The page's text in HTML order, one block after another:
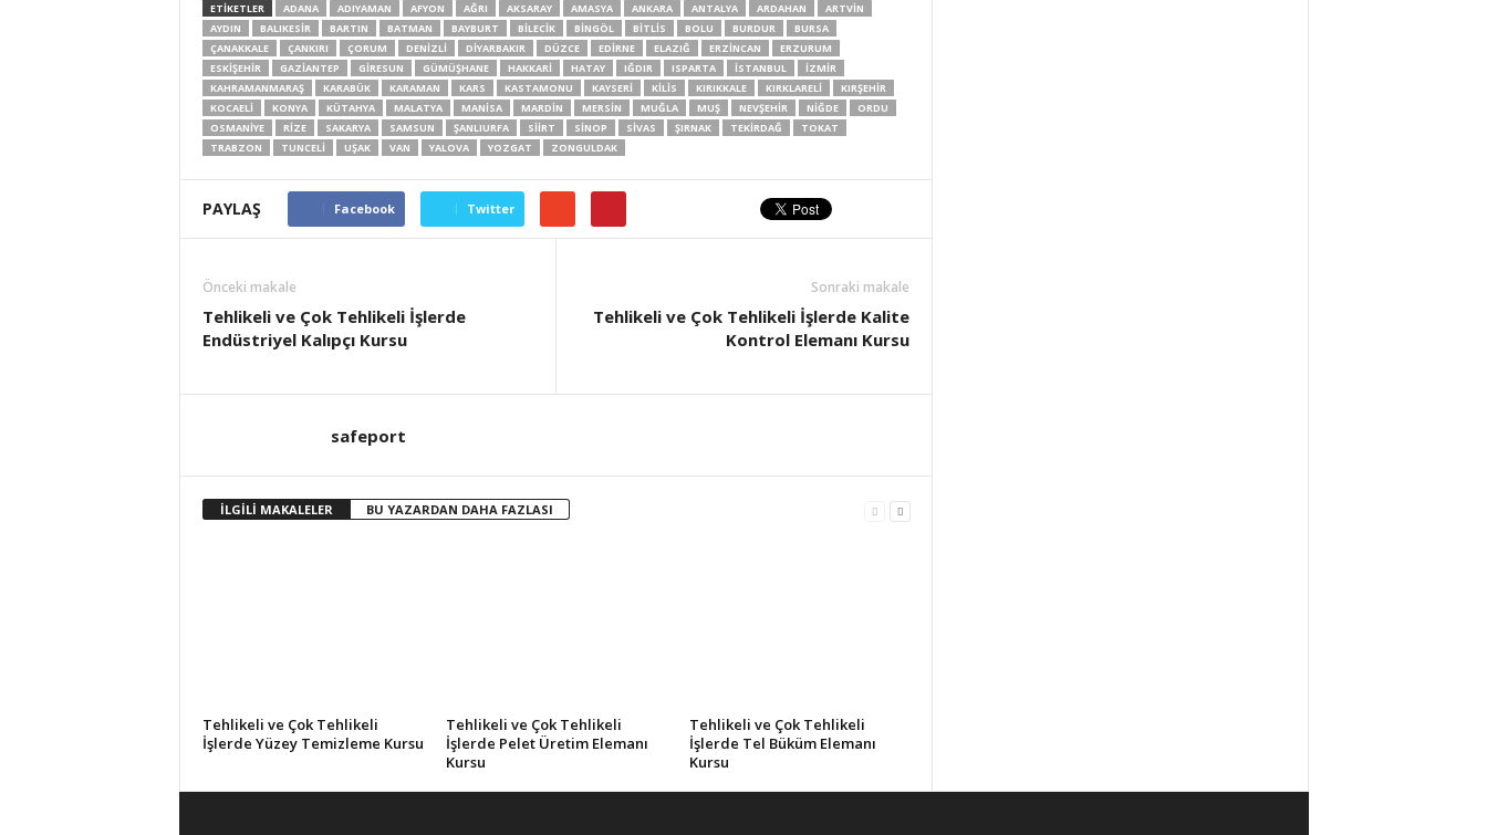
ETİKETLER ADANA ADIYAMAN AFYON AĞRI AKSARAY AMASYA ANKARA ANTALYA ARDAHAN
ARTVIN
AYDIN
BALIKESIR BARTIN BATMAN BAYBURT BILECIK BINGÖL BITLIS BOLU BURDUR
BURSA
ÇANAKKALE
ÇANKIRI ÇORUM DENIZLI DIYARBAKIR DÜZCE EDIRNE ELAZIĞ ERZINCAN
ERZURUM
ESKIŞEHIR
GAZIANTEP GIRESUN GÜMÜŞHANE HAKKARI HATAY IĞDIR ISPARTA İSTANBUL
İZMIR
KAHRAMANMARAŞ
KARABÜK KARAMAN KARS KASTAMONU KAYSERI KILIS KIRIKKALE KIRKLARELI
KIRŞEHIR
KOCAELI
KONYA KÜTAHYA MALATYA MANISA MARDIN MERSIN MUĞLA MUŞ NEVŞEHIR NIĞDE
ORDU
OSMANIYE
RIZE SAKARYA SAMSUN ŞANLIURFA SIIRT SINOP SIVAS ŞIRNAK TEKIRDAĞ
TOKAT
TRABZON
TUNCELI UŞAK VAN YALOVA YOZGAT ZONGULDAK
PAYLAŞ Facebook Twitter
Önceki makale
Tehlikeli ve Çok Tehlikeli İşlerde
Endüstriyel Kalıpçı Kursu
Sonraki makale
Tehlikeli ve Çok Tehlikeli İşlerde Kalite
Kontrol Elemanı Kursu
safeport
İLGİLİ MAKALELER BU YAZARDAN DAHA FAZLASI
Tehlikeli ve Çok Tehlikeli
İşlerde Yüzey Temizleme Kursu
Tehlikeli ve Çok Tehlikeli
İşlerde Pelet Üretim Elemanı
Kursu
Tehlikeli ve Çok Tehlikeli
İşlerde Tel Büküm Elemanı
Kursu